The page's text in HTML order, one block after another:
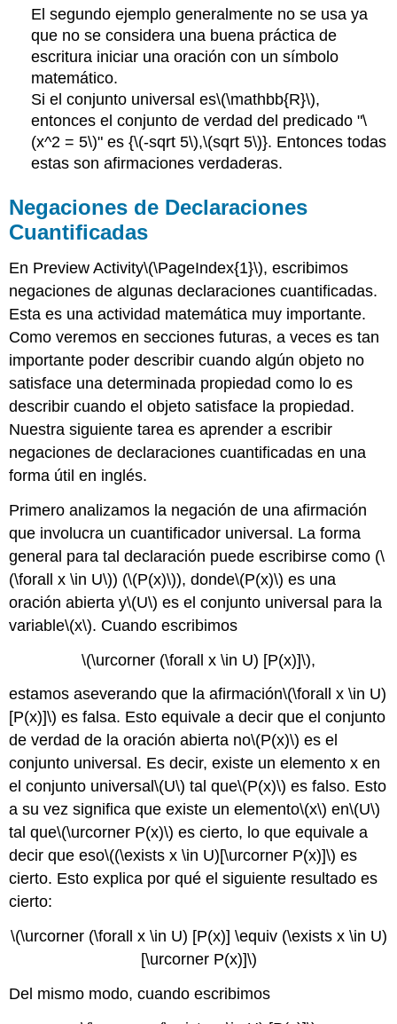
El segundo ejemplo generalmente no se usa ya
que no se considera una buena práctica de
escritura iniciar una oración con un símbolo
matemático.
Si el conjunto universal es\(\mathbb{R}\),
entonces el conjunto de verdad del predicado "\
(x^2 = 5\)" es {\(-sqrt 5\),\(sqrt 5\)}. Entonces todas
estas son afirmaciones verdaderas.
Negaciones de Declaraciones
Cuantificadas
En Preview Activity\(\PageIndex{1}\), escribimos
negaciones de algunas declaraciones cuantificadas.
Esta es una actividad matemática muy importante.
Como veremos en secciones futuras, a veces es tan
importante poder describir cuando algún objeto no
satisface una determinada propiedad como lo es
describir cuando el objeto satisface la propiedad.
Nuestra siguiente tarea es aprender a escribir
negaciones de declaraciones cuantificadas en una
forma útil en inglés.
Primero analizamos la negación de una afirmación
que involucra un cuantificador universal. La forma
general para tal declaración puede escribirse como (\
(\forall x \in U\)) (\(P(x)\)), donde\(P(x)\) es una
oración abierta y\(U\) es el conjunto universal para la
variable\(x\). Cuando escribimos
\(\urcorner (\forall x \in U) [P(x)]\),
estamos aseverando que la afirmación\(\forall x \in U)
[P(x)]\) es falsa. Esto equivale a decir que el conjunto
de verdad de la oración abierta no\(P(x)\) es el
conjunto universal. Es decir, existe un elemento x en
el conjunto universal\(U\) tal que\(P(x)\) es falso. Esto
a su vez significa que existe un elemento\(x\) en\(U\)
tal que\(\urcorner P(x)\) es cierto, lo que equivale a
decir que eso\((\exists x \in U)[\urcorner P(x)]\) es
cierto. Esto explica por qué el siguiente resultado es
cierto:
\(\urcorner (\forall x \in U) [P(x)] \equiv (\exists x \in U)
[\urcorner P(x)]\)
Del mismo modo, cuando escribimos